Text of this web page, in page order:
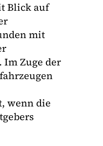
Blick auf
mit
Zuge der
wenn die